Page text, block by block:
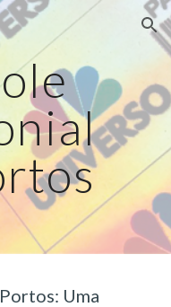
Skip to navigation
Uma